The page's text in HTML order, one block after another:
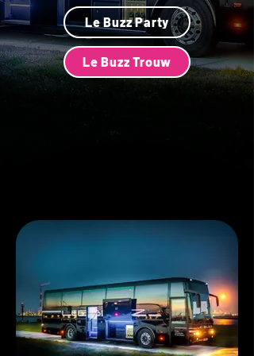
Le Buzz Party
Le Buzz Trouw